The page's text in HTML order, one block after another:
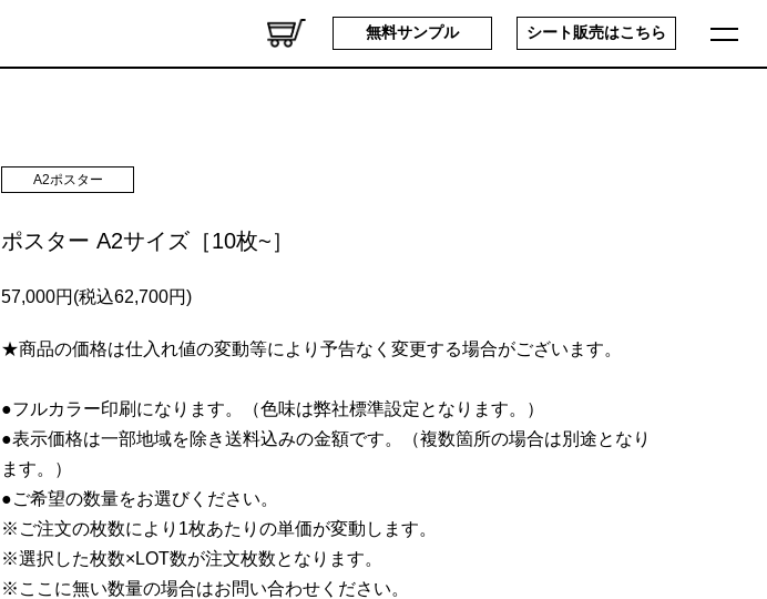
無料サンプル シート販売はこちら
A2ポスター
ポスター A2サイズ［10枚~］
57,000円(税込62,700円)
★商品の価格は仕入れ値の変動等により予告なく変更する場合がございます。
●フルカラー印刷になります。（色味は弊社標準設定となります。）
●表示価格は一部地域を除き送料込みの金額です。（複数箇所の場合は別途となり
ます。）
●ご希望の数量をお選びください。
※ご注文の枚数により1枚あたりの単価が変動します。
※選択した枚数×LOT数が注文枚数となります。
※ここに無い数量の場合はお問い合わせください。